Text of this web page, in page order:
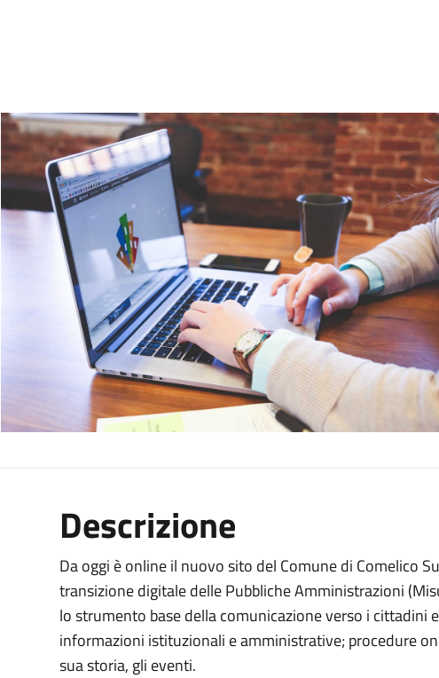
Descrizione
Da oggi è online il nuovo sito del Comune di Comelico
transizione digitale delle Pubbliche Amministrazioni
lo strumento base della comunicazione verso i cittadini
informazioni istituzionali e amministrative; procedure
sua storia, gli eventi.